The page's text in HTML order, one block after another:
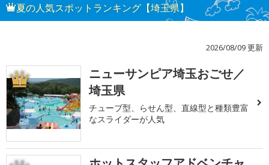
夏の人気スポットランキング【埼玉県】
2026/08/09 更新
1
ニューサンピア埼玉おごせ／
埼玉県
チューブ型、らせん型、直線型と種類豊富
なスライダーが人気